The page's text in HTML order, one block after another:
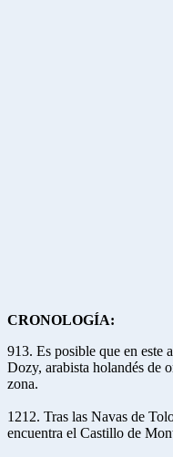
CRONOLOGÍA:
913. Es posible que en este
Dozy, arabista holandés de
zona.
1212. Tras las Navas de
encuentra el Castillo de